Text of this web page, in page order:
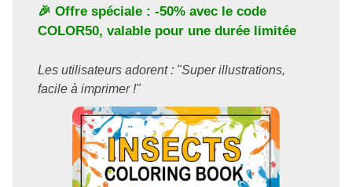
🎉 Offre spéciale : -50% avec le code
COLOR50, valable pour une durée limitée
Les utilisateurs adorent : "Super illustrations,
facile à imprimer !"